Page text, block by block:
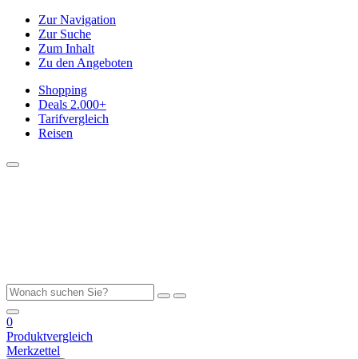
Zur Navigation
Zur Suche
Zum Inhalt
Zu den Angeboten
Shopping
Deals 2.000+
Tarifvergleich
Reisen
0
Produktvergleich
Merkzettel